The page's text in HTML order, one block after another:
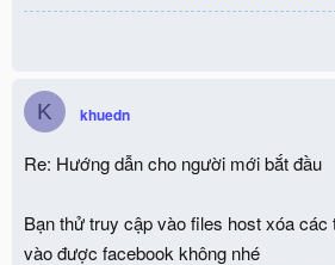
K khuedn
Re: Hướng dẫn cho người mới bắt đầu
Bạn thử truy cập vào files host xóa
vào được facebook không nhé